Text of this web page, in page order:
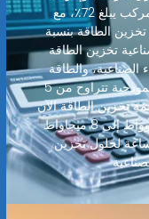
أسرع المناطق نموًا بمعدل نمو سنوي مركب يبلغ 72٪، مع
تخزين الطاقة بنسبة
تخزين الطاقة
الصناعية، والطاقة
الاحتياطية للطوارئ، مع فترات استرداد نموذجية تتراوح من 5
تخزين الطاقة الآن
بأنظمة متكاملة بسعة تتراوح من 80 كيلوواط إلى 8 ميجاواط
كيلوواط ساعة لحلول تخزين